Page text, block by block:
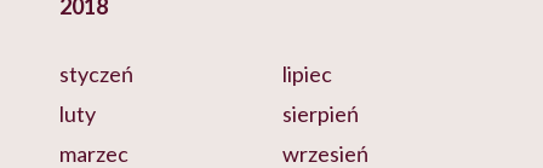
2018
styczeń
luty
marzec
lipiec
sierpień
wrzesień